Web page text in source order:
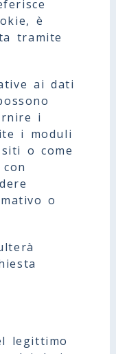
è
tramite
ai dati
i
i moduli
o come
o
legittimo